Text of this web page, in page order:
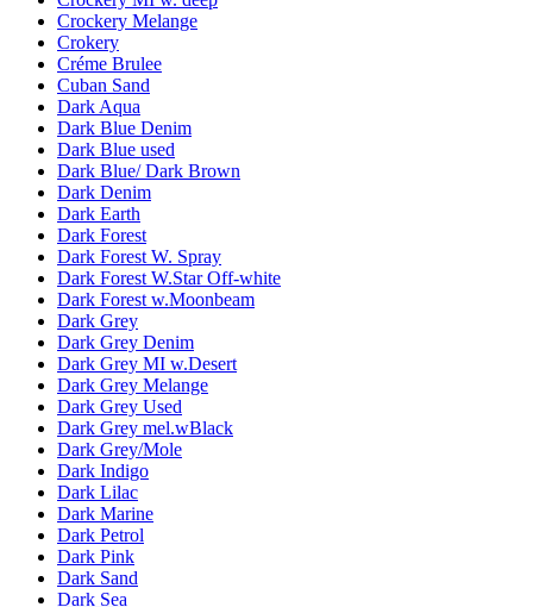
Crockery Melange
Crokery
Créme Brulee
Cuban Sand
Dark Aqua
Dark Blue Denim
Dark Blue used
Dark Blue/ Dark Brown
Dark Denim
Dark Earth
Dark Forest
Dark Forest W. Spray
Dark Forest W.Star Off-white
Dark Forest w.Moonbeam
Dark Grey
Dark Grey Denim
Dark Grey MI w.Desert
Dark Grey Melange
Dark Grey Used
Dark Grey mel.wBlack
Dark Grey/Mole
Dark Indigo
Dark Lilac
Dark Marine
Dark Petrol
Dark Pink
Dark Sand
Dark Sea